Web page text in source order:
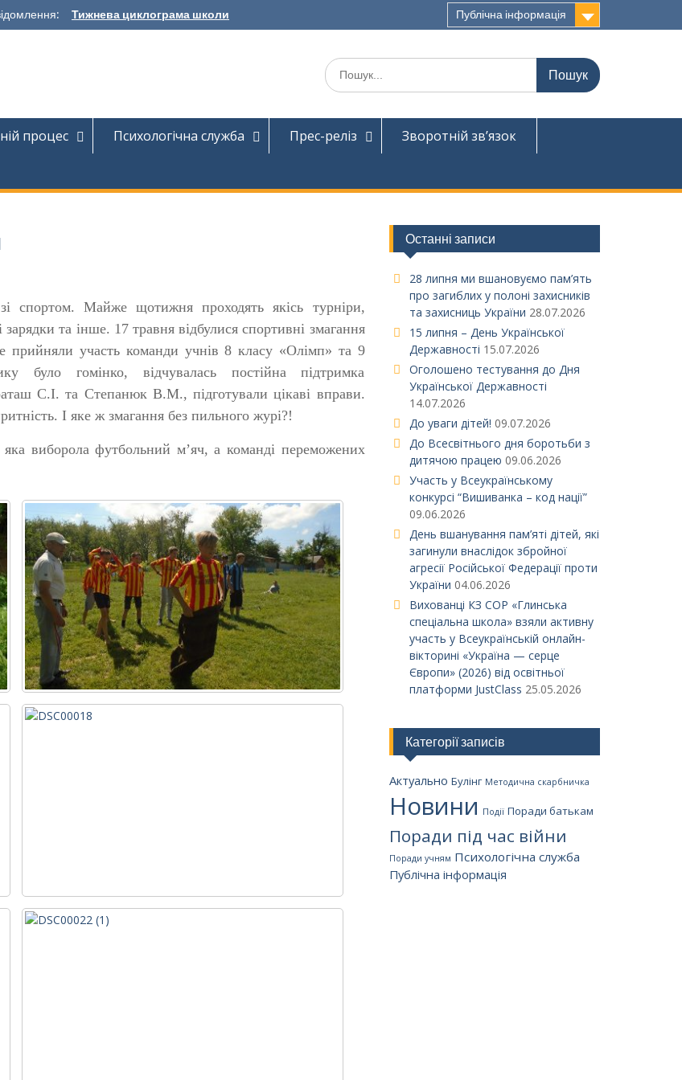
Тижнева циклограма школи Публічна інформація
Шукати:
процес Психологічна служба Прес-реліз
Зворотній зв’язок
спортом. Майже щотижня проходять якісь турніри,
та інше. 17 травня відбулися спортивні змагання
прийняли участь команди учнів 8 класу «Олімп» та 9
було гомінко, відчувалась постійна підтримка
С.І. та Степанюк В.М., підготували цікаві вправи.
І яке ж змагання без пильного журі?!
виборола футбольний м’яч, а команді переможених
Останні записи
28 липня ми вшановуємо пам’ять
про загиблих у полоні захисників
та захисниць України 28.07.2026
15 липня – День Української
Державності 15.07.2026
Оголошено тестування до Дня
Української Державності
14.07.2026
До уваги дітей! 09.07.2026
До Всесвітнього дня боротьби з
дитячою працею 09.06.2026
Участь у Всеукраїнському
конкурсі “Вишиванка – код нації”
09.06.2026
День вшанування пам’яті дітей, які
загинули внаслідок збройної
агресії Російської Федерації проти
України 04.06.2026
Вихованці КЗ СОР «Глинська
спеціальна школа» взяли активну
участь у Всеукраїнській онлайн-
вікторині «Україна — серце
Європи» (2026) від освітньої
платформи JustClass 25.05.2026
Категорії записів
Актуально Булінг Методична скарбничка
Новини Події Поради батькам
Поради під час війни
Поради учням Психологічна служба
Публічна інформація